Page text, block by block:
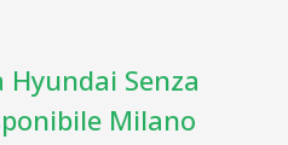
Hyundai Senza
Milano